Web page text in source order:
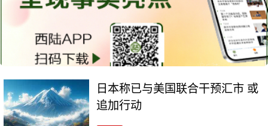
日本称已与美国联合干预汇市 或
追加行动